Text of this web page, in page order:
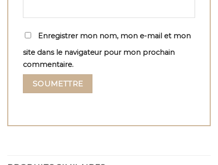
Enregistrer mon nom, mon e-mail et mon
site dans le navigateur pour mon prochain
commentaire.